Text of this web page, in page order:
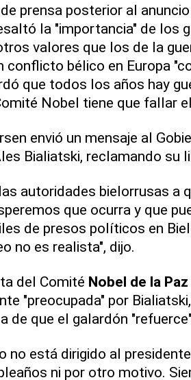
prensa posterior al
la "importancia" de los
valores que los de la
conflicto bélico en Europa
que todos los años hay
Nobel tiene que fallar
envió un mensaje al
Bialiatski, reclamando su
autoridades bielorrusas a
que ocurra y que
de presos políticos en
no es realista", dijo.
del Comité Nobel de la Paz
"preocupada" por
de que el galardón
no está dirigido al
ni por otro motivo.